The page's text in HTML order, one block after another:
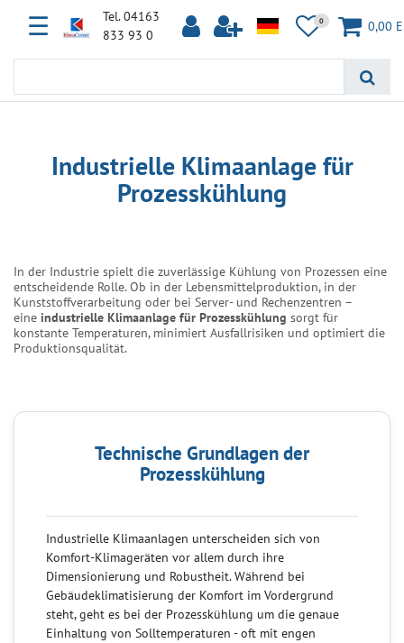
☰
Tel. 04163
833 93 0
0 0,00
Industrielle Klimaanlage für
Prozesskühlung
In der Industrie spielt die zuverlässige Kühlung von Prozessen eine
entscheidende Rolle. Ob in der Lebensmittelproduktion, in der
Kunststoffverarbeitung oder bei Server- und Rechenzentren –
eine industrielle Klimaanlage für Prozesskühlung sorgt für
konstante Temperaturen, minimiert Ausfallrisiken und optimiert die
Produktionsqualität.
Technische Grundlagen der
Prozesskühlung
Industrielle Klimaanlagen unterscheiden sich von
Komfort-Klimageräten vor allem durch ihre
Dimensionierung und Robustheit. Während bei
Gebäudeklimatisierung der Komfort im Vordergrund
steht, geht es bei der Prozesskühlung um die genaue
Einhaltung von Solltemperaturen - oft mit engen